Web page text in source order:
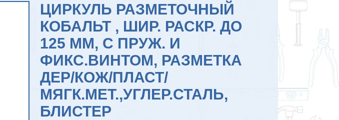
ЦИРКУЛЬ РАЗМЕТОЧНЫЙ
КОБАЛЬТ , ШИР. РАСКР. ДО
125 ММ, С ПРУЖ. И
ФИКС.ВИНТОМ, РАЗМЕТКА
ДЕР/КОЖ/ПЛАСТ/
МЯГК.МЕТ.,УГЛЕР.СТАЛЬ,
БЛИСТЕР